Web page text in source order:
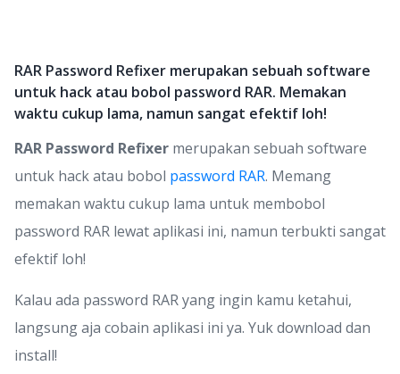
RAR Password Refixer merupakan sebuah software
untuk hack atau bobol password RAR. Memakan
waktu cukup lama, namun sangat efektif loh!
RAR Password Refixer merupakan sebuah software
untuk hack atau bobol password RAR. Memang
memakan waktu cukup lama untuk membobol
password RAR lewat aplikasi ini, namun terbukti sangat
efektif loh!
Kalau ada password RAR yang ingin kamu ketahui,
langsung aja cobain aplikasi ini ya. Yuk download dan
install!